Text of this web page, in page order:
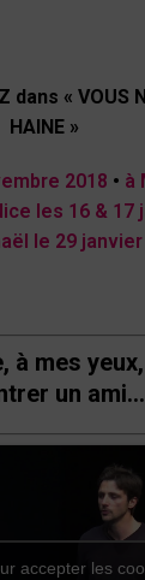
dans « VOUS
HAINE »
2018 • à
les 16 & 17
le 29
à mes
un
accepter les